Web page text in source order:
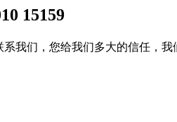
15159
我们，您给我们多大的信任，我